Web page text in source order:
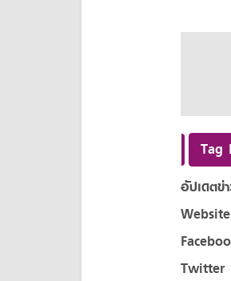
Tag
อัปเดตข่
Twitter